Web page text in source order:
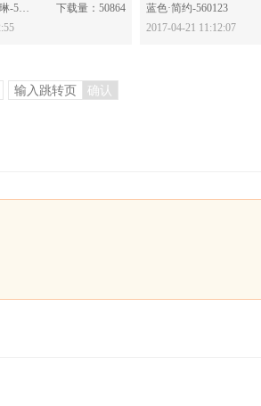
享：
【王者荣耀】梅琳-560881
下载量：50864
分享：
蓝色·简约-560123
2017-04-21 11:12:07
确认